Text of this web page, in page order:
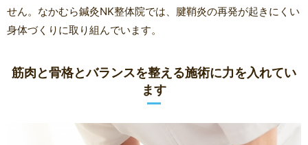
せん。なかむら鍼灸NK整体院では、腱鞘炎の再発が起きにくい
身体づくりに取り組んでいます。
筋肉と骨格とバランスを整える施術に力を入れてい
ます